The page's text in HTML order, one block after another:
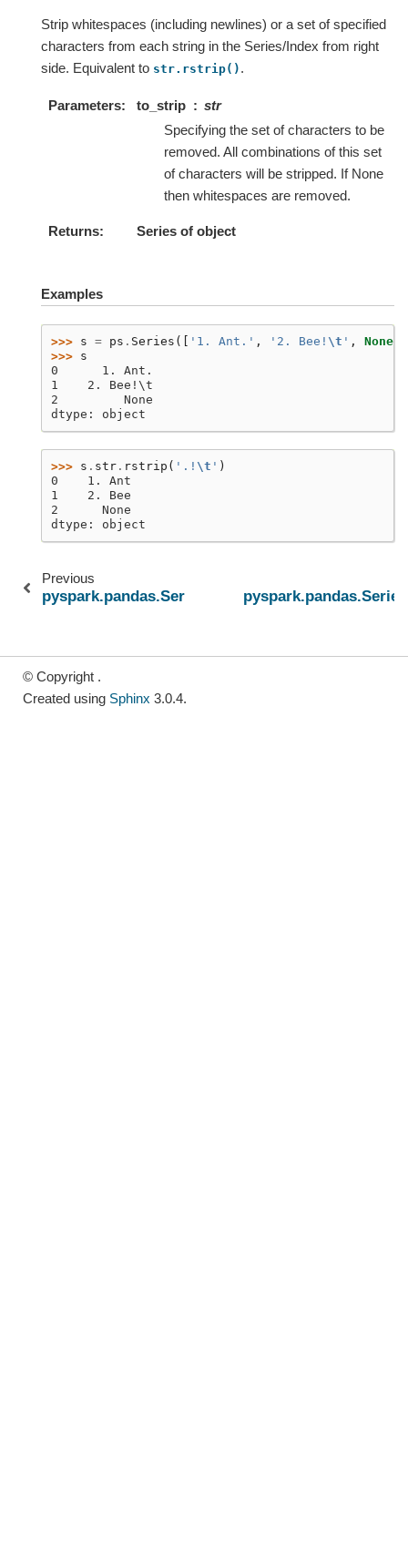
Strip whitespaces (including newlines) or a set of specified
characters from each string in the Series/Index from right
side. Equivalent to str.rstrip() .
Parameters to_strip
str
Specifying the set of characters to be
removed. All combinations of this set
of characters will be stripped. If None
then whitespaces are removed.
Returns Series of object
Examples
>>> s = ps . Series ([ '1. Ant.' , '2. Bee! \t ' , None
>>> s
0      1. Ant.
1    2. Bee!\t
2         None
dtype: object
>>> s . str . rstrip ( '.! \t ' )
0    1. Ant
1    2. Bee
2      None
dtype: object
Previous
pyspark.pandas.Series.str.rsplit
© Copyright .
Created using Sphinx 3.0.4.